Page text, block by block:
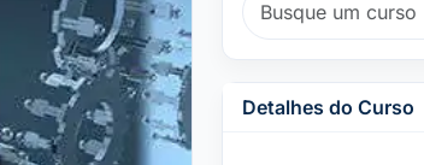
Detalhes do Curso